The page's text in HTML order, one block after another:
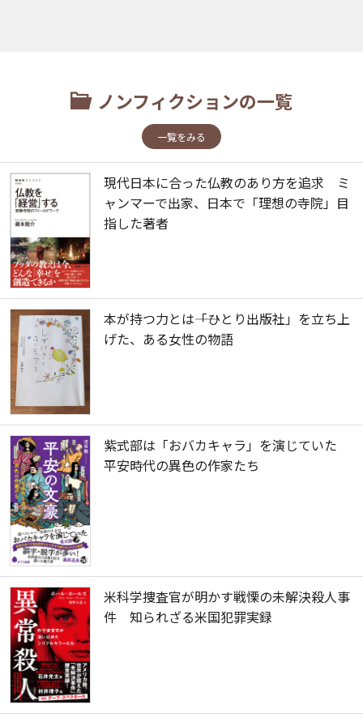
ノンフィクションの一覧
一覧をみる
現代日本に合った仏教のあり方を追求 ミ
ャンマーで出家、日本で「理想の寺院」目
指した著者
本が持つ力とは――「ひとり出版社」を立ち上
げた、ある女性の物語
紫式部は「おバカキャラ」を演じていた
平安時代の異色の作家たち
米科学捜査官が明かす戦慄の未解決殺人事
件 知られざる米国犯罪実録